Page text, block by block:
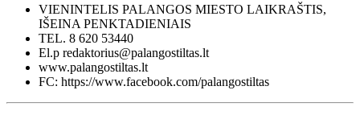
VIENINTELIS PALANGOS MIESTO LAIKRAŠTIS,
IŠEINA PENKTADIENIAIS
TEL. 8 620 53440
El.p redaktorius@palangostiltas.lt
www.palangostiltas.lt
FC: https://www.facebook.com/palangostiltas